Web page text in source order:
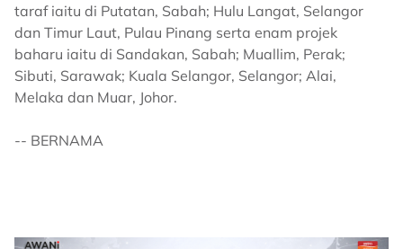
taraf iaitu di Putatan, Sabah; Hulu Langat, Selangor
dan Timur Laut, Pulau Pinang serta enam projek
baharu iaitu di Sandakan, Sabah; Muallim, Perak;
Sibuti, Sarawak; Kuala Selangor, Selangor; Alai,
Melaka dan Muar, Johor.
-- BERNAMA